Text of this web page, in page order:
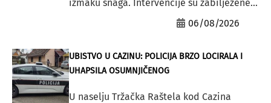
izmaku snaga. Intervencije su zabilježene...
06/08/2026
UBISTVO U CAZINU: POLICIJA BRZO LOCIRALA I
UHAPSILA OSUMNJIČENOG
U naselju Tržačka Raštela kod Cazina